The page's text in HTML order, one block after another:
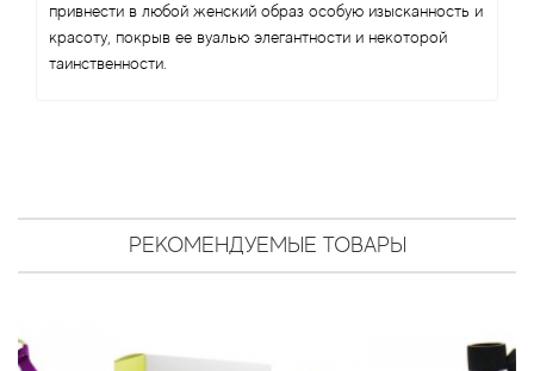
привнести в любой женский образ особую изысканность и
красоту, покрыв ее вуалью элегантности и некоторой
таинственности.
РЕКОМЕНДУЕМЫЕ ТОВАРЫ
Aramis
Arrogance